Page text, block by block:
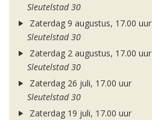
Sleutelstad 30
Zaterdag 9 augustus, 17.00 uur
Sleutelstad 30
Zaterdag 2 augustus, 17.00 uur
Sleutelstad 30
Zaterdag 26 juli, 17.00 uur
Sleutelstad 30
Zaterdag 19 juli, 17.00 uur